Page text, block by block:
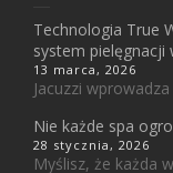
Technologia True
system pielęgnacji
13 marca, 2026
Jacuzzi
Nie każde spa
28 stycznia, 2026
Myślisz, że każda